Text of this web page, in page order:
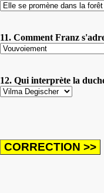
11. Comment Franz
12. Qui interprète la